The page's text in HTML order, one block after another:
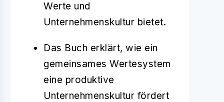
Werte und
Unternehmenskultur bietet.
Das Buch erklärt, wie ein
gemeinsames Wertesystem
eine produktive
Unternehmenskultur fördert